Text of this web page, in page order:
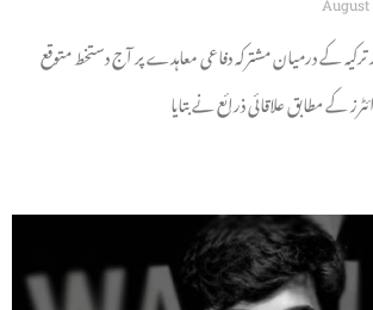
August
کے درمیان مشترکہ دفاعی معاہدے پر آج دستخط متوقع
کے مطابق علاقائی ذرائع نے بتایا